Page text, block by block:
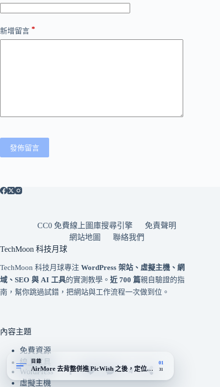
新增留言 *
發佈留言
CC0 免費線上圖庫搜尋引擎
免責聲明
網站地圖
聯絡我們
TechMoon 科技月球
TechMoon 科技月球專注 WordPress 架站、虛擬主機、網
域、SEO 與 AI 工具的實測教學。 近 700 篇親自驗證的指
南，幫你跳過試錯，把網站與工作流程一次做到位。
內容主題
免費資源
線上工具
WordPress
虛擬主機
目錄
AirMore 去背整併進 PicWish 之後，定位怎麼變了
01
31